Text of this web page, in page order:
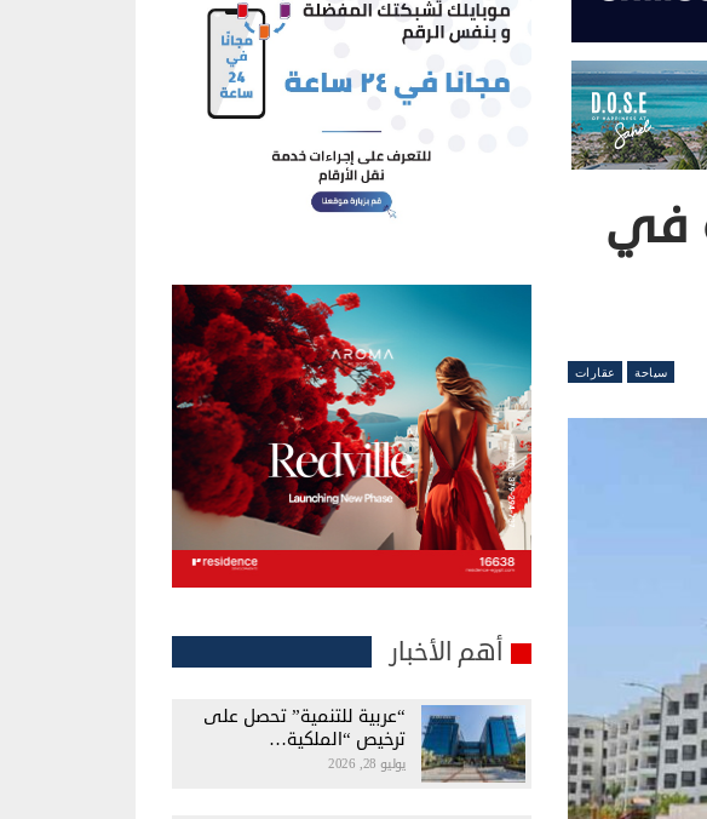
1300 وحدة في
سياحة عقارات
أهم الأخبار
“عربية للتنمية” تحصل على
ترخيص “الملكية…
يوليو 28, 2026